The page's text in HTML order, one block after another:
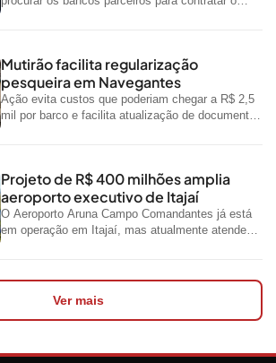
Mutirão facilita regularização
pesqueira em Navegantes
Ação evita custos que poderiam chegar a R$ 2,5
mil por barco e facilita atualização de documentos
Projeto de R$ 400 milhões amplia
aeroporto executivo de Itajaí
O Aeroporto Aruna Campo Comandantes já está
em operação em Itajaí, mas atualmente atende
Ver mais